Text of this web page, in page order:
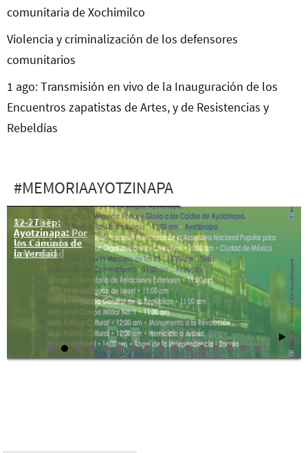
comunitaria de Xochimilco
Violencia y criminalización de los defensores
comunitarios
1 ago: Transmisión en vivo de la Inauguración de los
Encuentros zapatistas de Artes, y de Resistencias y
Rebeldías
#MEMORIAAYOTZINAPA
12-27 sep:
Ayotzinapa: Por
los Caminos de
la Verdad
Red TDT:
Ayotzinapa:
Una década de
impunidad